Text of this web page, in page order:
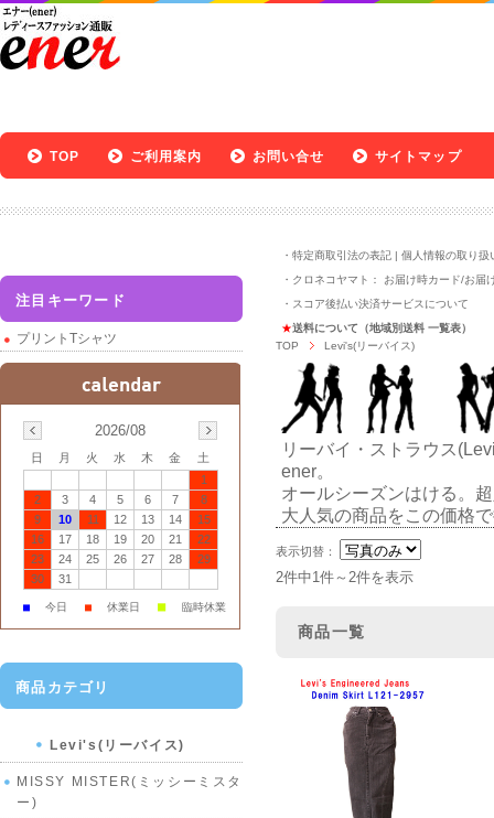
TOP ご利用案内 お問い合せ サイトマップ
・ 特定商取引法の表記 | 個人情報の取り扱
・クロネコヤマト： お届け時カード/お届
・ スコア後払い決済サービスについて
★送料について（地域別送料 一覧表）
TOP
Levi's(リーバイス)
リーバイ・ストラウス
ener。
オールシーズンはける。
大人気の商品をこの価格
表示切替：
2件中1件～2件を表示
商品一覧
注目キーワード
プリントTシャツ
2026/08
日 月 火 水 木 金
土
1
2
3 4 5 6 7
8
9
10 11 12 13 14
15
16
17 18 19 20 21
22
23
24 25 26 27 28
29
30
31
■ 今日 ■ 休業日 ■ 臨時休業
商品カテゴリ
Levi's(リーバイス)
MISSY MISTER(ミッシーミスタ
ー)